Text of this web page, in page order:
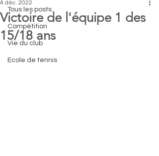
Tous les posts
Compétition
Vie du club
Ecole de tennis
Victoire de l'équipe 1 des
15/18 ans
4 déc. 2022